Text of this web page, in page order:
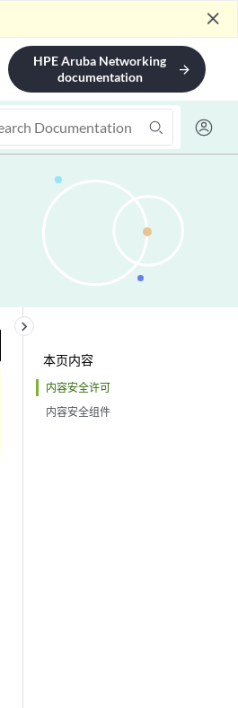
close
HPE Aruba Networking
documentation
arrow_forward
本页内容
内容安全许可
内容安全组件
keyboard_arrow_right